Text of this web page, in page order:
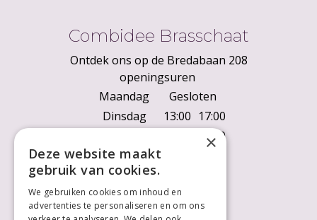
Combidee Brasschaat
Ontdek ons op de Bredabaan 208
openingsuren
Maandag
Gesloten
Dinsdag
13:00 17:00
18:00
Donderdag
Vrijdag
Zaterdag
10:00
Zondag
Gesloten
×
Deze website maakt
gebruik van cookies.
We gebruiken cookies om inhoud en
advertenties te personaliseren en om ons